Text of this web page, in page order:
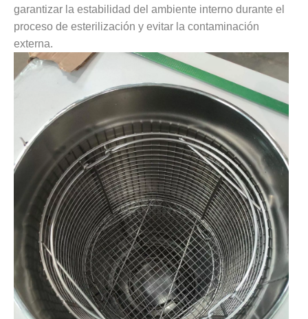
garantizar la estabilidad del ambiente interno durante el
proceso de esterilización y evitar la contaminación
externa.